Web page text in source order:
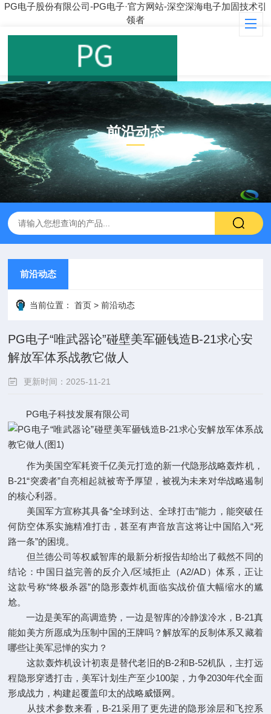
PG电子股份有限公司-PG电子·官方网站-深空深海电子加固技术引
领者
前沿动态
NEWS CENTER
前沿动态
当前位置：首页 >前沿动态
PG电子“唯武器论”碰壁美军砸钱造B-21求心安
解放军体系战教它做人
更新时间：2025-11-21
点击次数：
PG电子科技发展有限公司
作为美国空军耗资千亿美元打造的新一代隐形战略轰炸机，
B-21“突袭者”自亮相起就被寄予厚望，被视为未来对华战略遏制
的核心利器。
美国军方宣称其具备“全球到达、全球打击”能力，能突破任
何防空体系实施精准打击，甚至有声音放言这将让中国陷入“死
路一条”的困境。
但兰德公司等权威智库的最新分析报告却给出了截然不同的
结论：中国日益完善的反介入/区域拒止（A2/AD）体系，正让
这款号称“终极杀器”的隐形轰炸机面临实战价值大幅缩水的尴
尬。
一边是美军的高调造势，一边是智库的冷静泼冷水，B-21真
能如美方所愿成为压制中国的王牌吗？解放军的反制体系又藏着
哪些让美军忌惮的实力？
这款轰炸机设计初衷是替代老旧的B-2和B-52机队，主打远
程隐形穿透打击，美军计划生产至少100架，力争2030年代全面
形成战力，构建起覆盖印太的战略威慑网。
从技术参数来看，B-21采用了更先进的隐形涂层和飞控系